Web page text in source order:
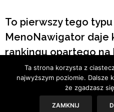
To pierwszy tego
MenoNawigator daje
rankingu opartego na
samodzielnym
online, a nie na
Statystyki pokazują,
Ta strona korzysta z
najwyższym poziomie. Dalsze
że zgadzasz
ZAMKNIJ